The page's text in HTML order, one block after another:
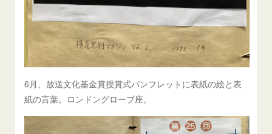
6月、放送文化基金賞授賞式パンフレットに表紙の絵と表
紙の言葉。ロンドングローブ座。